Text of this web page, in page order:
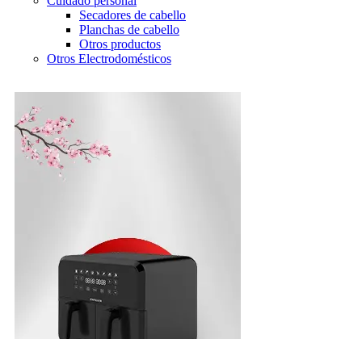
Secadores de cabello
Planchas de cabello
Otros productos
Otros Electrodomésticos